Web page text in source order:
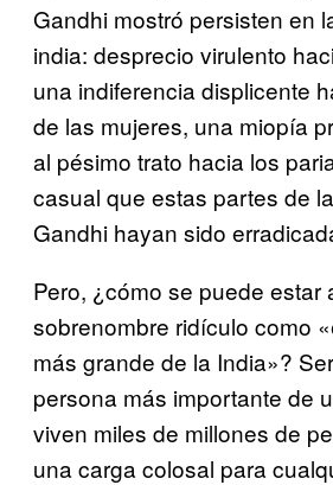
Gandhi mostró persisten en
india: desprecio virulento
una indiferencia displicente
de las mujeres, una miopía
al pésimo trato hacia los
casual que estas partes de
Gandhi hayan sido
Pero, ¿cómo se puede estar
sobrenombre ridículo como
más grande de la India»?
persona más importante de
viven miles de millones de
una carga colosal para